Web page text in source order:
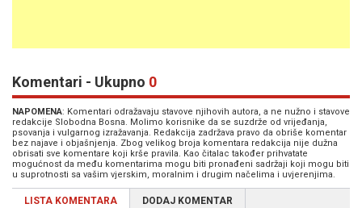
Komentari - Ukupno 0
NAPOMENA: Komentari odražavaju stavove njihovih autora, a ne nužno i stavove
redakcije Slobodna Bosna. Molimo korisnike da se suzdrže od vrijeđanja,
psovanja i vulgarnog izražavanja. Redakcija zadržava pravo da obriše komentar
bez najave i objašnjenja. Zbog velikog broja komentara redakcija nije dužna
obrisati sve komentare koji krše pravila. Kao čitalac također prihvatate
mogućnost da među komentarima mogu biti pronađeni sadržaji koji mogu biti
u suprotnosti sa vašim vjerskim, moralnim i drugim načelima i uvjerenjima.
LISTA KOMENTARA DODAJ KOMENTAR